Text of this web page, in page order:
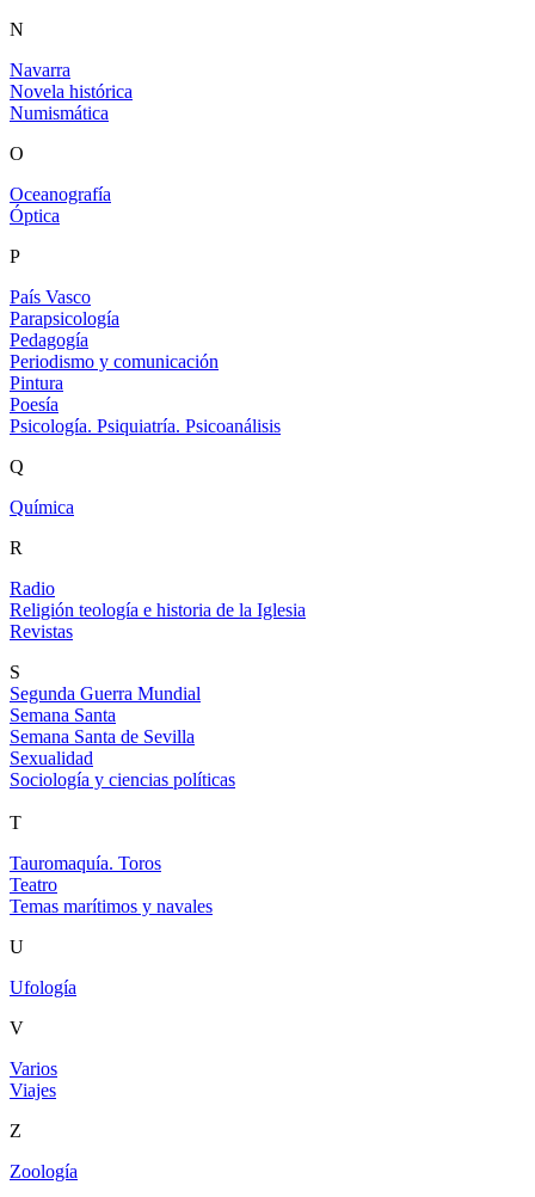
N
Navarra
Novela histórica
Numismática
O
Oceanografía
Óptica
P
País Vasco
Parapsicología
Pedagogía
Periodismo y comunicación
Pintura
Poesía
Psicología. Psiquiatría. Psicoanálisis
Q
Química
R
Radio
Religión teología e historia de la Iglesia
Revistas
S
Segunda Guerra Mundial
Semana Santa
Semana Santa de Sevilla
Sexualidad
Sociología y ciencias políticas
T
Tauromaquía. Toros
Teatro
Temas marítimos y navales
U
Ufología
V
Varios
Viajes
Z
Zoología